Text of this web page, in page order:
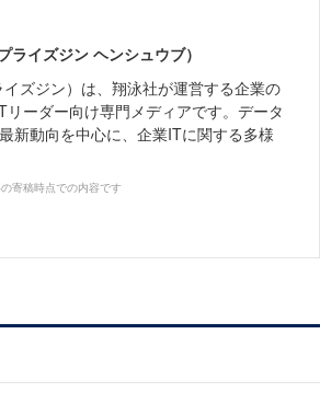
イズジン ヘンシュウブ）
ズジン）は、翔泳社が運営する企業の
ーダー向け専門メディアです。データ
新動向を中心に、企業ITに関する多様
寄稿時点での内容です